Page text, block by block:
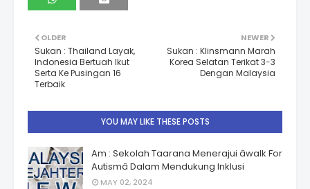
NEWER
Sukan : Klinsmann Marah
Korea Selatan Terikat 3-3
Dengan Malaysia
OLDER
Sukan : Thailand Layak,
Indonesia Bertuah Ikut
Serta Ke Pusingan 16
Terbaik
YOU MAY LIKE THESE POSTS
Am : Sekolah Taarana Menerajui âwalk For
Autismâ Dalam Mendukung Inklusi
MAY 02, 2024